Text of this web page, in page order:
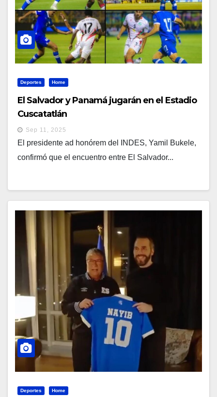
Deportes Home
El Salvador y Panamá jugarán en el Estadio
Cuscatatlán
Sep 11, 2025
El presidente ad honórem del INDES, Yamil Bukele,
confirmó que el encuentro entre El Salvador...
Deportes Home